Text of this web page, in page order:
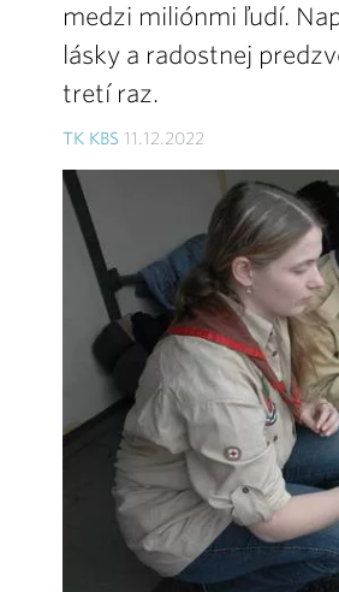
medzi miliónmi ľudí.
lásky a radostnej
tretí raz.
TK KBS 11.12.2022